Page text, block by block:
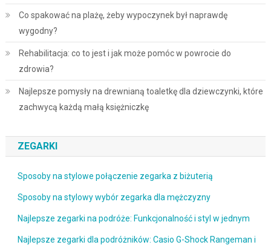
Co spakować na plażę, żeby wypoczynek był naprawdę
wygodny?
Rehabilitacja: co to jest i jak może pomóc w powrocie do
zdrowia?
Najlepsze pomysły na drewnianą toaletkę dla dziewczynki, które
zachwycą każdą małą księżniczkę
ZEGARKI
Sposoby na stylowe połączenie zegarka z biżuterią
Sposoby na stylowy wybór zegarka dla mężczyzny
Najlepsze zegarki na podróże: Funkcjonalność i styl w jednym
Najlepsze zegarki dla podróżników: Casio G-Shock Rangeman i